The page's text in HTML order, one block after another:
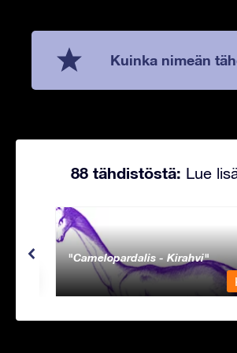
Kuinka nimeän
88 tähdistöstä: Lue
Camelopardalis - Kirahvi